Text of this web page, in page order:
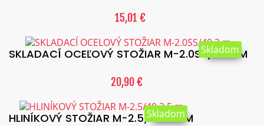
15,01 €
SKLADACÍ OCEĽOVÝ STOŽIAR M-2.0SS/40 2 M
20,90 €
Skladom
HLINÍKOVÝ STOŽIAR M-2.5/40 2.5 M
Skladom